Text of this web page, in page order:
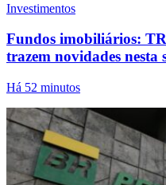
Investimentos
Fundos imobiliários:
trazem novidades nesta
Há 52 minutos